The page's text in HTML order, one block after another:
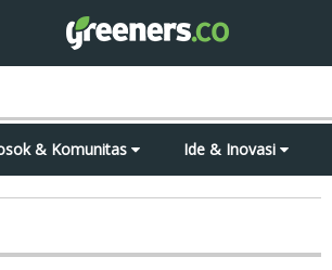
& Komunitas Ide & Inovasi